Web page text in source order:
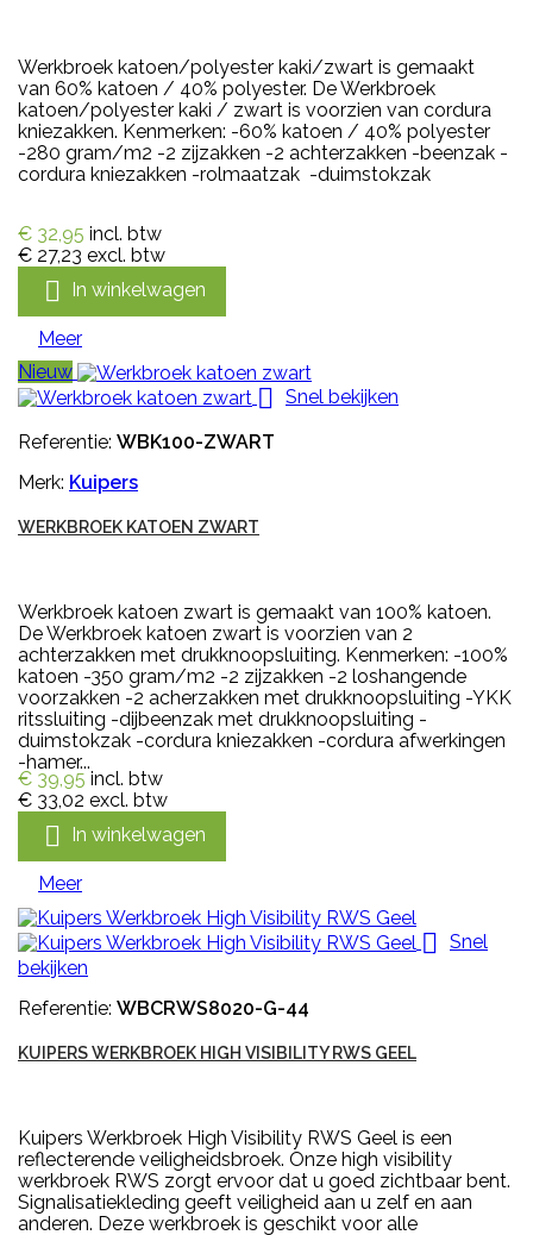
Werkbroek katoen/polyester kaki/zwart is gemaakt
van 60% katoen / 40% polyester. De Werkbroek
katoen/polyester kaki / zwart is voorzien van cordura
kniezakken. Kenmerken: -60% katoen / 40% polyester
-280 gram/m2 -2 zijzakken -2 achterzakken -beenzak -
cordura kniezakken -rolmaatzak -duimstokzak
€ 32,95 incl. btw
€ 27,23 excl. btw
 In winkelwagen
Meer
Nieuw
 Snel bekijken
Referentie: WBK100-ZWART
Merk: Kuipers
WERKBROEK KATOEN ZWART
Werkbroek katoen zwart is gemaakt van 100% katoen.
De Werkbroek katoen zwart is voorzien van 2
achterzakken met drukknoopsluiting. Kenmerken: -100%
katoen -350 gram/m2 -2 zijzakken -2 loshangende
voorzakken -2 acherzakken met drukknoopsluiting -YKK
ritssluiting -dijbeenzak met drukknoopsluiting -
duimstokzak -cordura kniezakken -cordura afwerkingen
-hamer...
€ 39,95 incl. btw
€ 33,02 excl. btw
 In winkelwagen
Meer
 Snel
bekijken
Referentie: WBCRWS8020-G-44
KUIPERS WERKBROEK HIGH VISIBILITY RWS GEEL
Kuipers Werkbroek High Visibility RWS Geel is een
reflecterende veiligheidsbroek. Onze high visibility
werkbroek RWS zorgt ervoor dat u goed zichtbaar bent.
Signalisatiekleding geeft veiligheid aan u zelf en aan
anderen. Deze werkbroek is geschikt voor alle